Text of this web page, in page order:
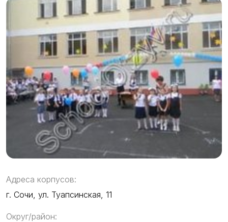
Адреса корпусов:
г. Сочи, ул. Туапсинская, 11
Округ/район: